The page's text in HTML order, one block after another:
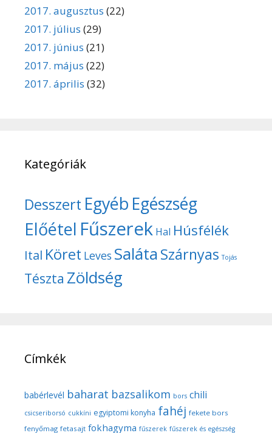
2017. augusztus (22)
2017. július (29)
2017. június (21)
2017. május (22)
2017. április (32)
Kategóriák
Desszert Egyéb Egészség
Előétel Fűszerek Hal Húsfélék
Ital Köret Leves SalátaSzárnyas Tojás
Tészta Zöldség
Címkék
babérlevél baharat bazsalikom bors chili
csicseriborsó cukkíni egyiptomi konyha fahéj fekete bors
fenyőmag fetasajt fokhagyma fűszerek fűszerek és egészség